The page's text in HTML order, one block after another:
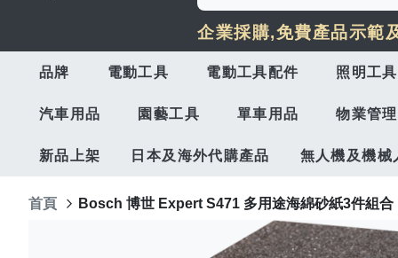
尋
搜
尋
企業採購,免費產品示範
品牌 電動工具 電動工具配件 照明工具
汽車用品 園藝工具 單車用品 物業管
新品上架 日本及海外代購產品 無人機及機械
首頁 Bosch 博世 Expert S471 多用途海綿砂紙3件組合